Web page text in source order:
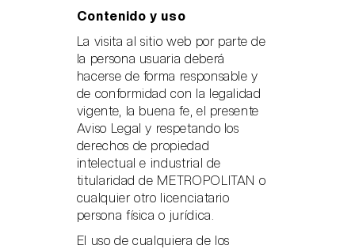
Contenido y uso
La visita al sitio web por parte de
la persona usuaria deberá
hacerse de forma responsable y
de conformidad con la legalidad
vigente, la buena fe, el presente
Aviso Legal y respetando los
derechos de propiedad
intelectual e industrial de
titularidad de METROPOLITAN o
cualquier otro licenciatario
persona física o jurídica.
El uso de cualquiera de los